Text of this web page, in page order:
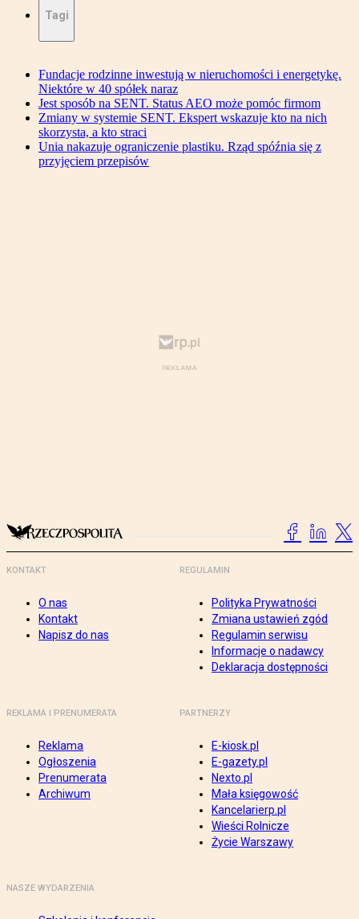
Tagi
Fundacje rodzinne inwestują w nieruchomości i energetykę.
Niektóre w 40 spółek naraz
Jest sposób na SENT. Status AEO może pomóc firmom
Zmiany w systemie SENT. Ekspert wskazuje kto na nich
skorzysta, a kto straci
Unia nakazuje ograniczenie plastiku. Rząd spóźnia się z
przyjęciem przepisów
KONTAKT
O nas
Kontakt
Napisz do nas
REGULAMIN
Polityka Prywatności
Zmiana ustawień zgód
Regulamin serwisu
Informacje o nadawcy
Deklaracja dostępności
REKLAMA I PRENUMERATA
Reklama
Ogłoszenia
Prenumerata
Archiwum
PARTNERZY
E-kiosk.pl
E-gazety.pl
Nexto.pl
Mała księgowość
Kancelarierp.pl
Wieści Rolnicze
Życie Warszawy
NASZE WYDARZENIA